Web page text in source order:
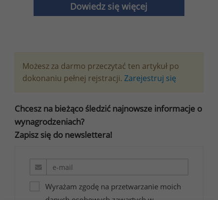
Dowiedz się więcej
Możesz za darmo przeczytać ten artykuł po
dokonaniu pełnej rejstracji. Zarejestruj się
Chcesz na bieżąco śledzić najnowsze informacje o
wynagrodzeniach?
Zapisz się do newslettera!
Wyrażam zgodę na przetwarzanie moich